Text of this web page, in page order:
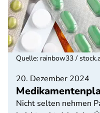
20. Dezember 2024
Nicht selten nehmen
Quelle: rainbow33 /